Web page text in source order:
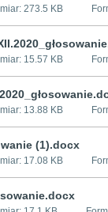
273.5 KB
15.57 KB
13.88 KB
(1).docx
17.08 KB